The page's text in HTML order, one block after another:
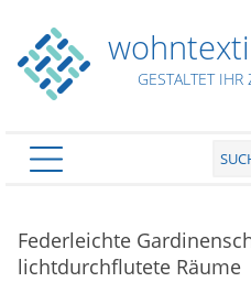
PRODUKTE
Plissee
GESTALTET IHR
Federleichte
lichtdurchflutete Räume